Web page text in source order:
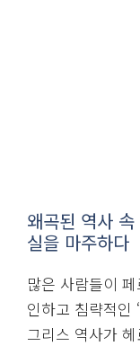
왜곡된 역사
실을 마주하다
많은 사람들이
인하고 침략적인
그리스 역사가